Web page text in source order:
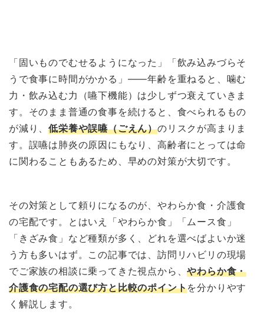
「固いものでむせるようになった」「飲み込みづらそ
うで食事に時間がかかる」——年齢を重ねると、噛む
力・飲み込む力（嚥下機能）は少しずつ衰えていきま
す。そのまま普通の食事を続けると、食べられるもの
が減り、低栄養や誤嚥（ごえん）のリスクが高まりま
す。誤嚥は肺炎の原因にもなり、高齢者にとっては命
に関わることもあるため、早めの対策が大切です。
その対策として頼りになるのが、やわらか食・介護食
の宅配です。とはいえ「やわらか食」「ムース食」
「きざみ食」など種類が多く、どれを選べばよいか迷
う方も多いはず。この記事では、訪問リハビリの現場
でご家族の相談に乗ってきた視点から、やわらか食・
介護食の宅配の選び方と比較のポイントを分かりやす
く解説します。